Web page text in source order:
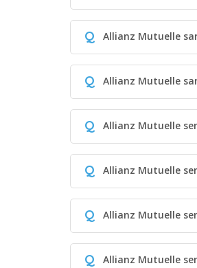
Q Allianz Mutuelle
Q Allianz Mutuelle
Q Allianz Mutuelle
Q Allianz Mutuelle
Q Allianz Mutuelle
Q Allianz Mutuelle